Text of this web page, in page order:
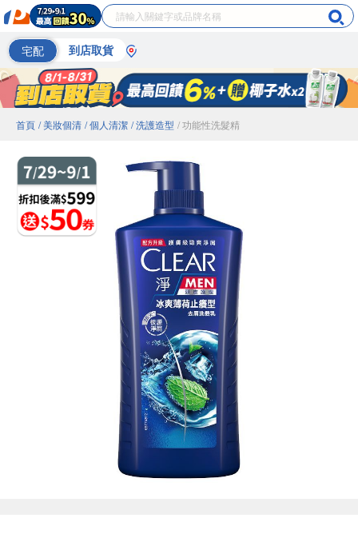
宅配 到店取貨
首頁 / 美妝個清 / 個人清潔 / 洗護造型 / 功能性洗髮精